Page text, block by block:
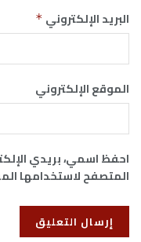
البريد الإلكتروني *
الموقع الإلكتروني
احفظ اسمي، بريدي
المتصفح لاستخدامها